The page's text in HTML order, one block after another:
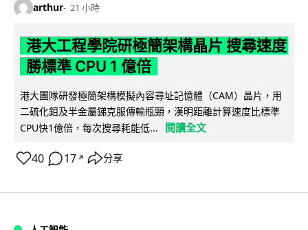
arthur 21 小時
港大工程學院研極簡架構晶片 搜尋速度
勝標準 CPU 1 億倍
港大團隊研發極簡架構模擬內容尋址記憶體（CAM）晶片，用
二硫化鉬及半金屬銻克服傳輸瓶頸，漢明距離計算速度比標準
CPU快1億倍，每次搜尋耗能低...
閱讀全文
40 17 ↗ 分享